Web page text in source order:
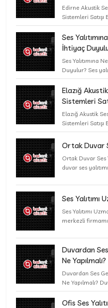
Edirne Akustik
Sistemleri Satışı
Ses
İhtiyaç
Ses Yalıtımına
Duyulur? Ses
Elazığ
Sistemleri
Elazığ Akustik
Sistemleri Satışı
Ortak Duvar
Ortak Duvar Ses
duvar ses
Ses Yalıtımı
Ses Yalıtımı
merkezli
Duvardan
Ne Yapılmalı?
Duvardan Ses
Ne Yapılmalı?
Ofis Ses